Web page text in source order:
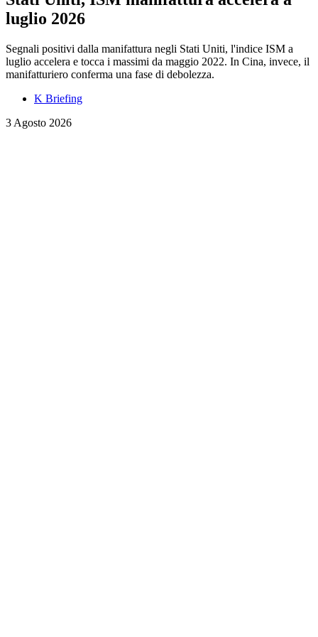
luglio 2026
Segnali positivi dalla manifattura negli Stati Uniti, l'indice ISM a
luglio accelera e tocca i massimi da maggio 2022. In Cina, invece, il
manifatturiero conferma una fase di debolezza.
K Briefing
3 Agosto 2026